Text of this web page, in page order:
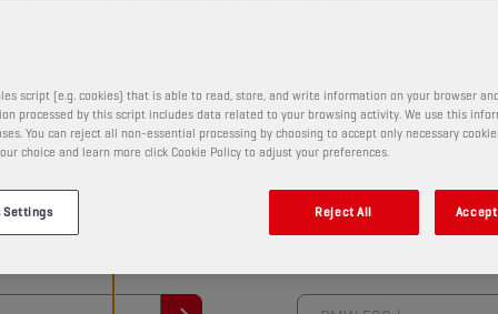
JUISTE SMEERMIDDEL VOOR
script (e.g. cookies) that is able to read, store, and write information on your browser
processed by this script includes data related to your browsing activity. We use this
You can reject all non-essential processing by choosing to accept only necessary
choice and learn more click Cookie Policy to adjust your preferences.
Settings Reject All